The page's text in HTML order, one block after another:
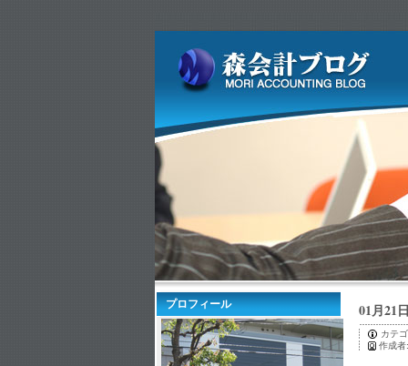
01月21
カテ
作成
プロフィール